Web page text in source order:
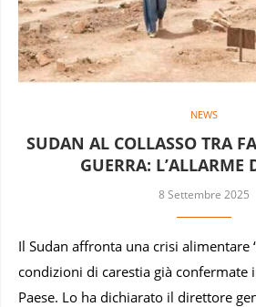
NEWS
SUDAN AL COLLASSO TRA
GUERRA: L’ALLARME
8 Settembre 2025
Il Sudan affronta una crisi alimentare
condizioni di carestia già confermate
Paese. Lo ha dichiarato il direttore